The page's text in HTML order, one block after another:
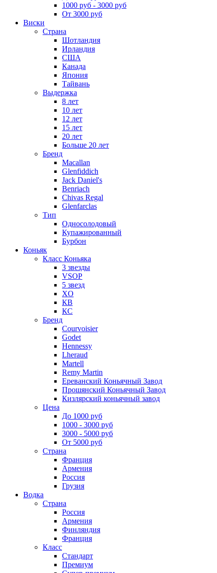
1000 руб - 3000 руб
От 3000 руб
Виски
Страна
Шотландия
Ирландия
США
Канада
Япония
Тайвань
Выдержка
8 лет
10 лет
12 лет
15 лет
20 лет
Больше 20 лет
Бренд
Macallan
Glenfiddich
Jack Daniel's
Benriach
Chivas Regal
Glenfarclas
Тип
Односолодовый
Купажированный
Бурбон
Коньяк
Класс Коньяка
3 звезды
VSOP
5 звезд
XO
КВ
КС
Бренд
Courvoisier
Godet
Hennessy
Lheraud
Martell
Remy Martin
Ереванский Коньячный Завод
Прошянский Коньячный Завод
Кизлярский коньячный завод
Цена
До 1000 руб
1000 - 3000 руб
3000 - 5000 руб
От 5000 руб
Страна
Франция
Армения
Россия
Грузия
Водка
Страна
Россия
Армения
Финляндия
Франция
Класс
Стандарт
Премиум